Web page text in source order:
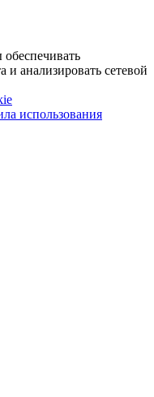
и анализировать сетевой
использования